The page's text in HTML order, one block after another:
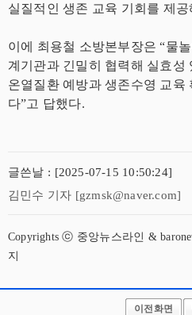
실질적인 생존 교육 기회를 제
이에 최용철 소방본부장은 “물
계기관과 긴밀히 협력해 실효성
온열질환 예방과 생존수영 교육
다”고 답했다.
글쓴날 : [2025-07-15 10:50:24]
김민수 기자 [gzmsk@naver.com]
Copyrights ⓒ 중앙뉴스라인 &
지
이전화면